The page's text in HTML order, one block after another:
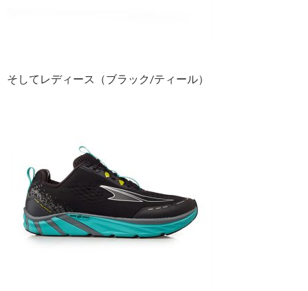
そしてレディース（ブラック/ティール）